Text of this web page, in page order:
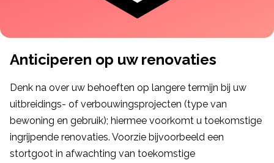
Anticiperen op uw renovaties
Denk na over uw behoeften op langere termijn bij uw
uitbreidings- of verbouwingsprojecten (type van
bewoning en gebruik); hiermee voorkomt u toekomstige
ingrijpende renovaties. Voorzie bijvoorbeeld een
stortgoot in afwachting van toekomstige